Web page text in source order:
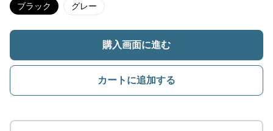
ブラック グレー
購入画面に進む
カートに追加する